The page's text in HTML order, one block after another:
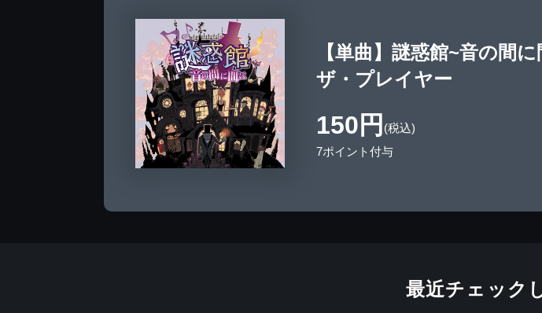
【単曲】謎惑館~音の間
ザ・プレイヤー
150円 (税込)
7ポイント付与
最近チェック